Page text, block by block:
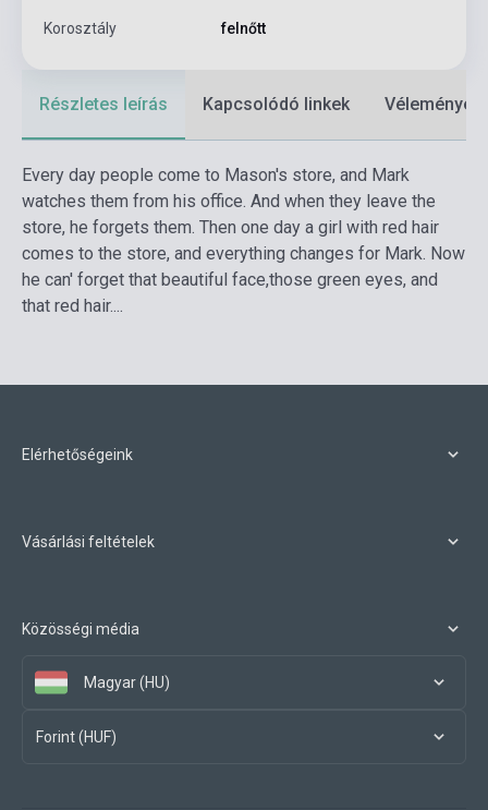
Korosztály felnőtt
Részletes leírás Kapcsolódó linkek Vélemények
Every day people come to Mason's store, and Mark
watches them from his office. And when they leave the
store, he forgets them. Then one day a girl with red hair
comes to the store, and everything changes for Mark. Now
he can' forget that beautiful face,those green eyes, and
that red hair....
Elérhetőségeink
Vásárlási feltételek
Közösségi média
Magyar (HU)
Forint (HUF)